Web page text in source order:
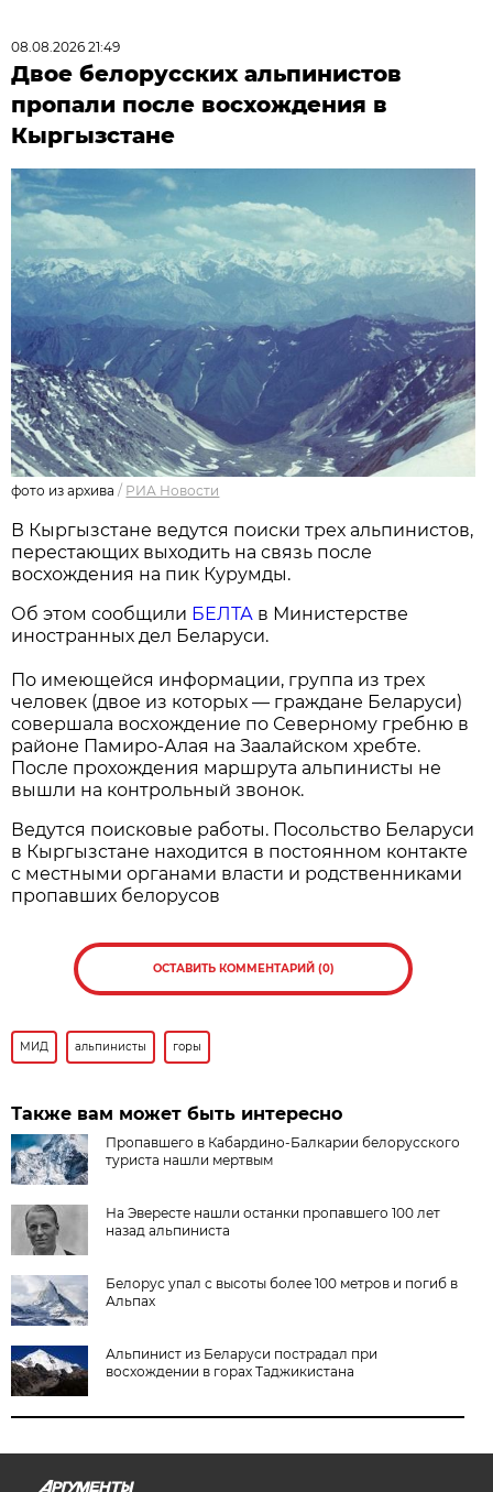
08.08.2026 21:49
Двое белорусских альпинистов
пропали после восхождения в
Кыргызстане
фото из архива / РИА Новости
В Кыргызстане ведутся поиски трех альпинистов,
перестающих выходить на связь после
восхождения на пик Курумды.
Об этом сообщили БЕЛТА в Министерстве
иностранных дел Беларуси.
По имеющейся информации, группа из трех
человек (двое из которых — граждане Беларуси)
совершала восхождение по Северному гребню в
районе Памиро-Алая на Заалайском хребте.
После прохождения маршрута альпинисты не
вышли на контрольный звонок.
Ведутся поисковые работы. Посольство Беларуси
в Кыргызстане находится в постоянном контакте
с местными органами власти и родственниками
пропавших белорусов
ОСТАВИТЬ КОММЕНТАРИЙ (0)
МИД альпинисты горы
Также вам может быть интересно
Пропавшего в Кабардино-Балкарии белорусского
туриста нашли мертвым
На Эвересте нашли останки пропавшего 100 лет
назад альпиниста
Белорус упал с высоты более 100 метров и погиб в
Альпах
Альпинист из Беларуси пострадал при
восхождении в горах Таджикистана